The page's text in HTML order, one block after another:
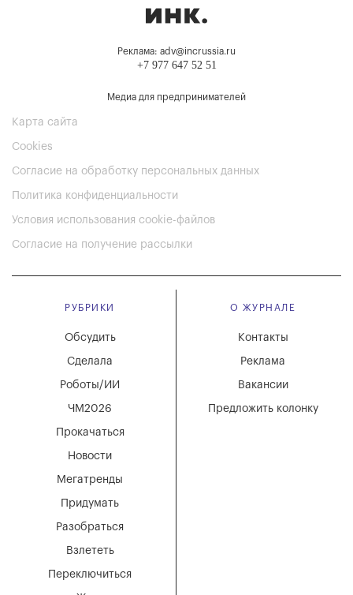
Реклама: adv@incrussia.ru
+7 977 647 52 51
Медиа для предпринимателей
Карта сайта
Cookies
Согласие на обработку персональных данных
Политика конфиденциальности
Условия использования cookie-файлов
Согласие на получение рассылки
РУБРИКИ
Мегатренды
Придумать
Разобраться
Взлететь
Новости
Переключиться
Обсудить
Сделала
Роботы/ИИ
ЧМ2026
Прокачаться
О ЖУРНАЛЕ
Вакансии
Реклама
Контакты
Предложить колонку